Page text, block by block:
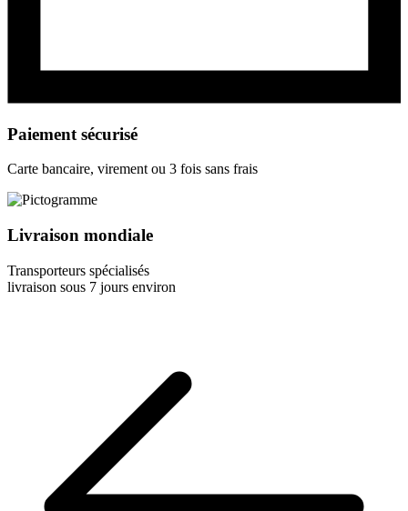
Paiement sécurisé
Carte bancaire, virement ou 3 fois sans frais
Livraison mondiale
Transporteurs spécialisés
livraison sous 7 jours environ